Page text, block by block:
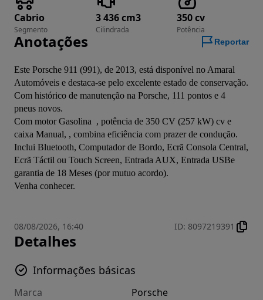
Cabrio
Segmento
3 436 cm3
Cilindrada
350 cv
Potência
Anotações Reportar
Este Porsche 911 (991), de 2013, está disponível no Amaral
Automóveis e destaca-se pelo excelente estado de conservação.
Com histórico de manutenção na Porsche, 111 pontos e 4
pneus novos.
Com motor Gasolina  , potência de 350 CV (257 kW) cv e
caixa Manual, , combina eficiência com prazer de condução.
Inclui Bluetooth, Computador de Bordo, Ecrã Consola Central,
Ecrã Táctil ou Touch Screen, Entrada AUX, Entrada USBe
garantia de 18 Meses (por mutuo acordo).
Venha conhecer.
08/08/2026, 16:40 ID: 8097219391
Detalhes
Informações básicas
Marca Porsche